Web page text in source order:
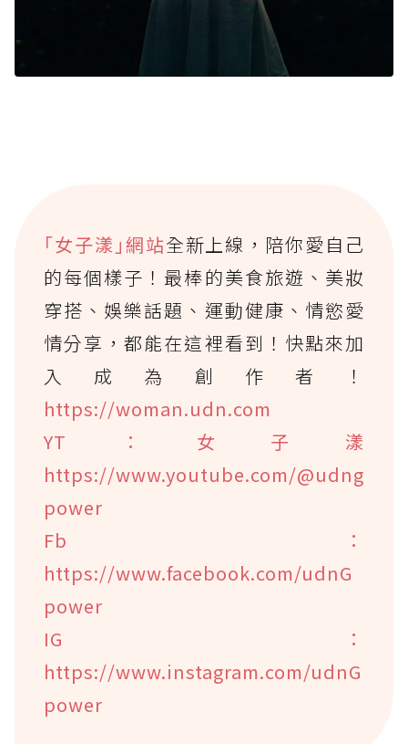
｢女子漾｣網站全新上線，陪你愛自己
的每個樣子！最棒的美食旅遊、美妝
穿搭、娛樂話題、運動健康、情慾愛
情分享，都能在這裡看到！快點來加
入成為創作者！
https://woman.udn.com
YT：女子漾
https://www.youtube.com/@udng
power
Fb：
https://www.facebook.com/udnG
power
IG：
https://www.instagram.com/udnG
power